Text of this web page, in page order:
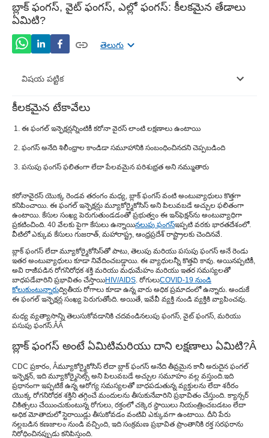
బ్లాక్ ఫంగస్, వైట్ ఫంగస్, ఎల్లో ఫంగస్: కీలకమైన తేడాలు
ఏమిటి?
తెలుగు
విషయ పట్టిక
ఏమిటి?Â
పసుపు ఫంగస్ అంటే ఏమిటి మరియు దాని లక్షణాలు
పసుపు ఫంగస్ లక్షణాలు క్రింది వాటిని కలిగి ఉంటాయి
వీటిలో ప్రతి ఒక్కటి గుర్తించడానికి మార్గం ఉందా?Â
ఎలాంటి జాగ్రత్తలు తీసుకోవాలిÂ నలుపు ఫంగస్, తెలుపు
ఫంగస్,Â మరియు పసుపు ఫంగస్అంటువ్యాధులు?Â
కీలకమైన టేకావేలు
ఈ ఫంగల్ ఇన్ఫెక్షన్లన్నింటికీ కరోనా వైరస్ లాంటి లక్షణాలు ఉంటాయి
ఫంగస్ అనేది శిలీంధ్రాల కాండిడా సమూహానికి సంబంధించినదని చెప్పబడింది
పసుపు ఫంగస్ ఫలితంగా లేదా పేలవమైన పరిశుభ్రత అని నమ్ముతారు
కరోనావైరస్ యొక్క రెండవ తరంగం మధ్య, బ్లాక్ ఫంగస్ వంటి అంటువ్యాధులు కొత్తగా
కనిపించాయి. ఈ ఫంగల్ ఇన్ఫెక్షన్లు మ్యూకోర్మైకోసిస్ అని పిలువబడే అచ్చుల ఫలితంగా
ఉంటాయి. కేసుల సంఖ్య పెరుగుతుండడంతో ప్రభుత్వం ఈ ఇన్‌ఫెక్షన్‌ను అంటువ్యాధిగా
ప్రకటించింది. 40 వేలకు పైగా కేసులు ఉన్నాయినలుపు ఫంగస్ఇప్పటి వరకు భారతదేశంలో.
వీటిలో ఎక్కువ కేసులు గుజరాత్, మహారాష్ట్ర, ఆంధ్రప్రదేశ్ రాష్ట్రాలకు చెందినవే.
బ్లాక్ ఫంగస్ లేదా మ్యూకోర్మైకోసిస్‌తో పాటు, తెలుపు మరియు పసుపు ఫంగస్ అనే రెండు
ఇతర అంటువ్యాధులు కూడా నివేదించబడ్డాయి. ఈ వ్యాధులన్నీ కొత్తవి కావు. అయినప్పటికీ,
అవి రాజీపడిన రోగనిరోధక శక్తి మరియు మధుమేహం మరియు ఇతర సమస్యలతో
బాధపడేవారిని ప్రభావితం చేస్తాయిHIV/AIDS. రోగులుCOVID-19 నుండి
కోలుకుంటున్నారుద్వితీయ రోగాలు కూడా ఉన్న వారు అధిక ప్రమాదంలో ఉన్నారు. అందుకే
ఈ ఫంగల్ ఇన్ఫెక్షన్ల సంఖ్య పెరుగుతోంది. అయితే, ఇవేవీ వ్యక్తి నుండి వ్యక్తికి వ్యాపించవు.
మధ్య వ్యత్యాసాన్ని తెలుసుకోవడానికి చదవండినలుపు ఫంగస్, వైట్ ఫంగస్, మరియు
పసుపు ఫంగస్.ÂÂ
బ్లాక్ ఫంగస్ అంటే ఏమిటిమరియు దాని లక్షణాలు ఏమిటి?Â
CDC ప్రకారం, Âమ్యూకోర్మైకోసిస్ లేదా బ్లాక్ ఫంగస్ అనేది తీవ్రమైన కానీ అరుదైన ఫంగల్
ఇన్ఫెక్షన్, ఇది మ్యూకోర్మైసెట్స్ అని పిలువబడే అచ్చుల సమూహం వల్ల వస్తుంది.ఇది
ప్రధానంగా ఇప్పటికే ఉన్న ఆరోగ్య సమస్యలతో బాధపడుతున్న వ్యక్తులను లేదా శరీరం
యొక్క రోగనిరోధక శక్తిని తగ్గించే మందులను తీసుకునేవారిని ప్రభావితం చేస్తుంది. క్యాన్సర్
చికిత్సలు చేయించుకుంటున్న రోగులు, రక్తంలో చక్కెర స్థాయిలు నియంత్రించబడటం లేదా
అధిక మోతాదులో స్టెరాయిడ్లు తీసుకోవడం వంటివి ఎక్కువగా ఉంటాయి. దీని పేరు
నల్లబడిన కణజాలం నుండి వచ్చింది, ఇది సంక్రమణ ప్రభావిత ప్రాంతానికి రక్త సరఫరాను
నిరోధించినప్పుడు కనిపిస్తుంది.